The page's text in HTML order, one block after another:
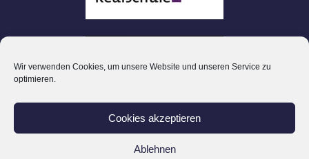
Wir verwenden Cookies, um unsere Website und unseren Service zu
optimieren.
Cookies akzeptieren
Ablehnen